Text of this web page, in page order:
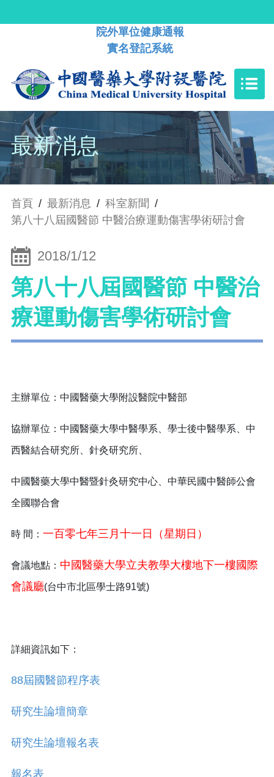
院外單位健康通報
實名登記系統
最新消息
首頁 / 最新消息 / 科室新聞 /
第八十八屆國醫節 中醫治療運動傷害學術研討會
2018/1/12
第八十八屆國醫節 中醫治
療運動傷害學術研討會
主辦單位：中國醫藥大學附設醫院中醫部
協辦單位：中國醫藥大學中醫學系、學士後中醫學系、中
西醫結合研究所、針灸研究所、
中國醫藥大學中醫暨針灸研究中心、中華民國中醫師公會
全國聯合會
時 間： 一百零七年三月十一日（星期日）
會議地點： 中國醫藥大學立夫教學大樓地下一樓國際
會議廳(台中市北區學士路91號)
詳細資訊如下：
88屆國醫節程序表
研究生論壇簡章
研究生論壇報名表
報名表